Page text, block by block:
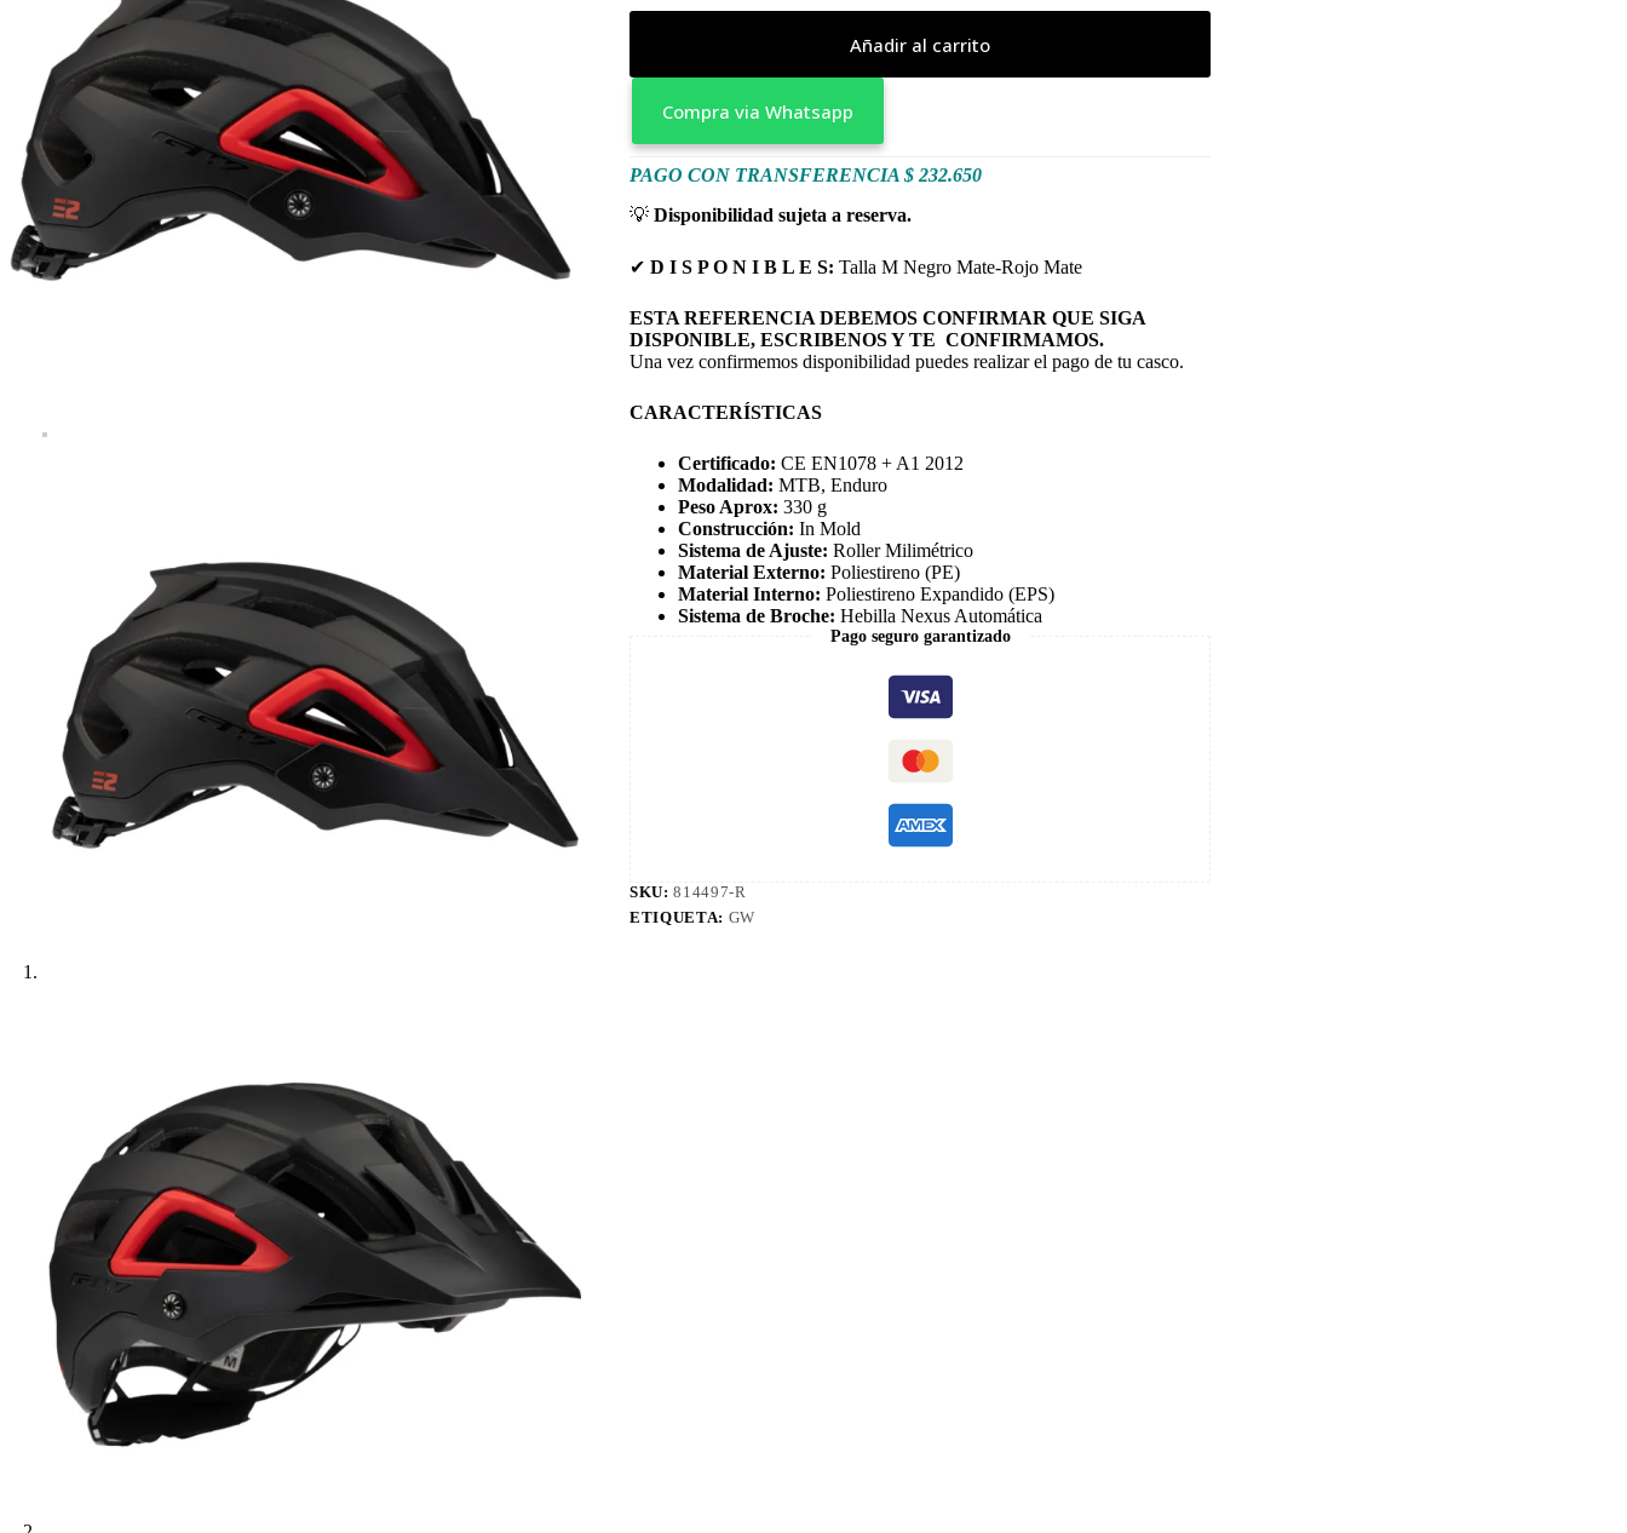
Añadir al carrito
Compra via Whatsapp
PAGO CON TRANSFERENCIA $ 232.650
💡 Disponibilidad sujeta a reserva.
✔ D I S P O N I B L E S: Talla M Negro Mate-Rojo Mate
ESTA REFERENCIA DEBEMOS CONFIRMAR QUE SIGA
DISPONIBLE, ESCRIBENOS Y TE CONFIRMAMOS.
Una vez confirmemos disponibilidad puedes realizar el pago de tu casco.
CARACTERÍSTICAS
Certificado: CE EN1078 + A1 2012
Modalidad: MTB, Enduro
Peso Aprox: 330 g
Construcción: In Mold
Sistema de Ajuste: Roller Milimétrico
Material Externo: Poliestireno (PE)
Material Interno: Poliestireno Expandido (EPS)
Sistema de Broche: Hebilla Nexus Automática
Pago seguro garantizado
SKU:814497-R
ETIQUETA: GW